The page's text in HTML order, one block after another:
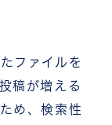
ファイルを
稿が増える
め、検索性